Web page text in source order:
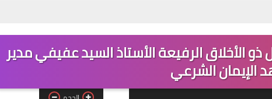
الأخلاق الرفيعة الأستاذ السيد عفيفي مدير
الإيمان الشرعي